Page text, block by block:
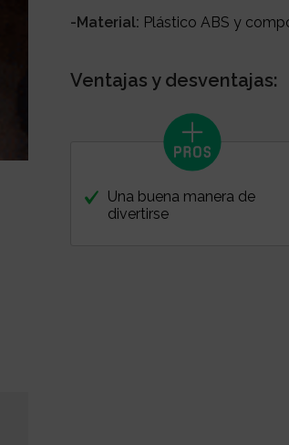
-Material: Plástico ABS y
Ventajas y desventajas:
Una buena manera de
divertirse